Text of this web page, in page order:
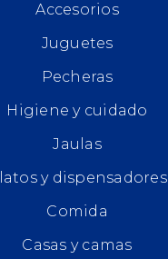
Accesorios
Juguetes
Pecheras
Higiene y cuidado
Jaulas
y dispensadores
Comida
Casas y camas